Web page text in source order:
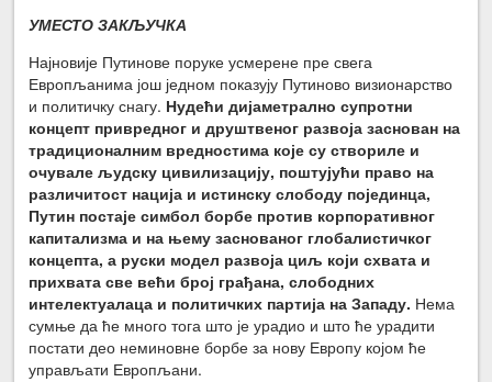
УМЕСТО ЗАКЉУЧКА
Најновије Путинове поруке усмерене пре свега
Европљанима још једном показују Путиново визионарство
и политичку снагу. Нудећи дијаметрално супротни
концепт привредног и друштвеног развоја заснован на
традиционалним вредностима које су створиле и
очувале људску цивилизацију, поштујући право на
различитост нација и истинску слободу појединца,
Путин постаје симбол борбе против корпоративног
капитализма и на њему заснованог глобалистичког
концепта, а руски модел развоја циљ који схвата и
прихвата све већи број грађана, слободних
интелектуалаца и политичких партија на Западу. Нема
сумње да ће много тога што је урадио и што ће урадити
постати део неминовне борбе за нову Европу којом ће
управљати Европљани.